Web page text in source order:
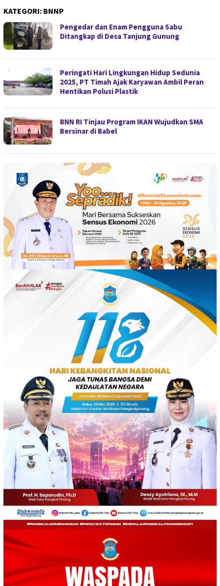
KATEGORI: BNNP
Pengedar dan Enam Pengguna Sabu
Ditangkap di Desa Tanjung Gunung
Peringati Hari Lingkungan Hidup Sedunia
2025, PT Timah Ajak Karyawan Ambil Peran
Hentikan Polusi Plastik
BNN RI Tinjau Program IKAN Wujudkan SMA
Bersinar di Babel